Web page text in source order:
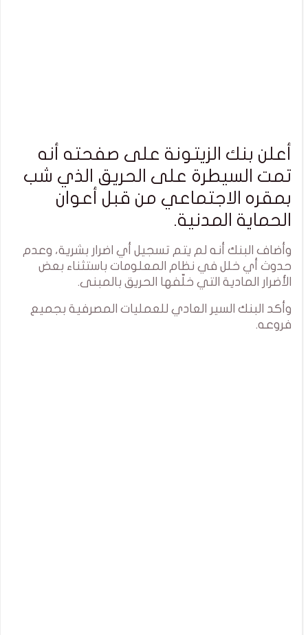
أعلن بنك الزيتونة على صفحته أنه
تمت السيطرة على الحريق الذي شب
بمقره الاجتماعي من قبل أعوان
الحماية المدنية.
وأضاف البنك أنه لم يتم تسجيل أي اضرار بشرية، وعدم
حدوث أي خلل في نظام المعلومات باستثناء بعض
الأضرار المادية التي خلّفها الحريق بالمبنى.
وأكد البنك السير العادي للعمليات المصرفية بجميع
فروعه.